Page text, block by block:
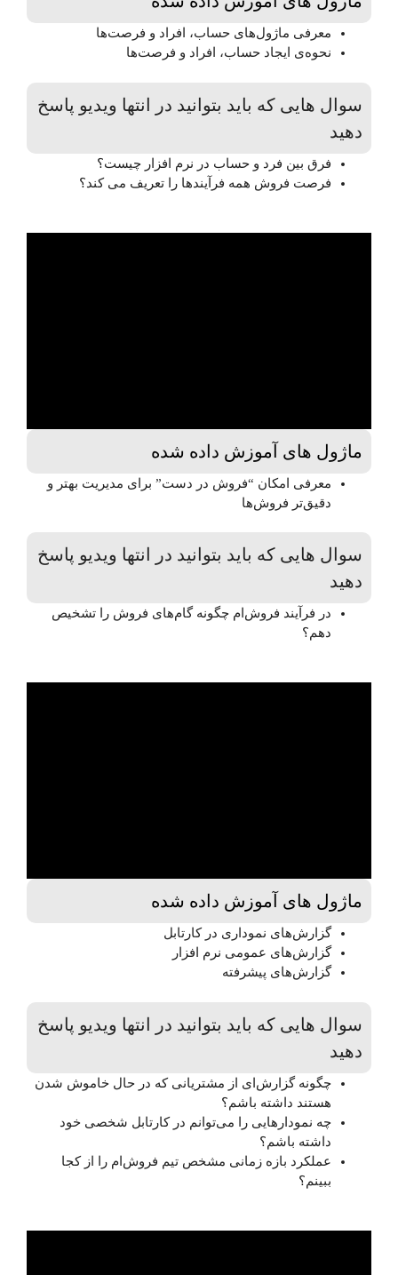
معرفی ماژول‌های حساب، افراد و فرصت‌ها
نحوه‌ی ایجاد حساب، افراد و فرصت‌ها
سوال هایی که باید بتوانید در انتها ویدیو پاسخ
دهید
فرق بین فرد و حساب در نرم افزار چیست؟
فرصت فروش همه فرآیندها را تعریف می کند؟
ماژول های آموزش داده شده
معرفی امکان “فروش در دست” برای مدیریت بهتر و
دقیق‌تر فروش‌ها
سوال هایی که باید بتوانید در انتها ویدیو پاسخ
دهید
در فرآیند فروش‌ام چگونه گام‌های فروش را تشخیص
دهم؟
ماژول های آموزش داده شده
گزارش‌های نموداری در کارتابل
گزارش‌های عمومی نرم افزار
گزارش‌های پیشرفته
سوال هایی که باید بتوانید در انتها ویدیو پاسخ
دهید
چگونه گزارش‌ای از مشتریانی که در حال خاموش شدن‌
هستند داشته باشم؟
چه نمودارهایی را می‌توانم در کارتابل شخصی خود
داشته باشم؟
عملکرد بازه زمانی مشخص تیم فروش‌ام را از کجا
ببینم؟